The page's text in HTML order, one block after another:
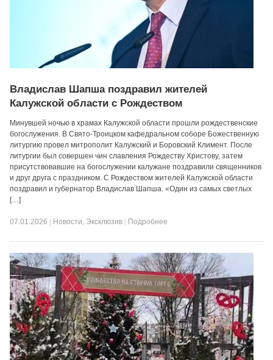
Владислав Шапша поздравил жителей
Калужской области с Рождеством
Минувшей ночью в храмах Калужской области прошли рождественские
богослужения. В Свято-Троицком кафедральном соборе Божественную
литургию провел митрополит Калужский и Боровский Климент. После
литургии был совершен чин славления Рождеству Христову, затем
присутствовавшие на богослужении калужане поздравили священников
и друг друга с праздником. С Рождеством жителей Калужской области
поздравил и губернатор Владислав Шапша. «Один из самых светлых
[…]
07.01.2026 Новости, Эксклюзив Подробнее